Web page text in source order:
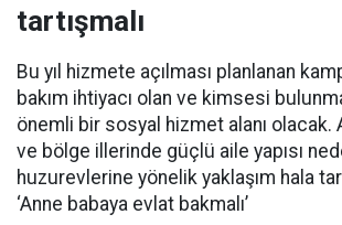
tartışmalı
Bu yıl hizmete açılması planlanan
bakım ihtiyacı olan ve kimsesi
önemli bir sosyal hizmet alanı olacak.
ve bölge illerinde güçlü aile yapısı
huzurevlerine yönelik yaklaşım hala
‘Anne babaya evlat bakmalı’